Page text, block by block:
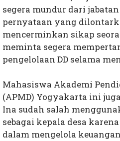
segera mundur dari
pernyataan yang
mencerminkan sikap
meminta segera
pengelolaan DD selama
Mahasiswa Akademi
(APMD) Yogyakarta ini
Ina sudah salah
sebagai kepala desa
dalam mengelola